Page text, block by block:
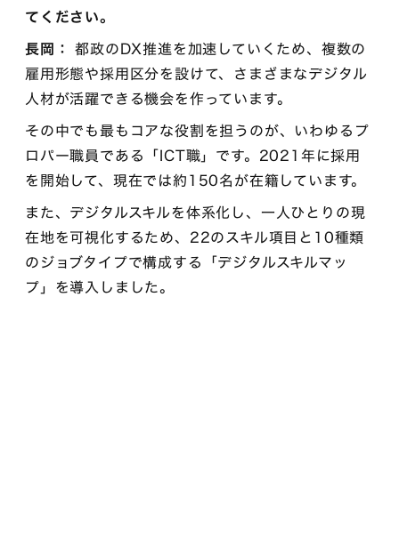
てください。
長岡： 都政のDX推進を加速していくため、複数の
雇用形態や採用区分を設けて、さまざまなデジタル
人材が活躍できる機会を作っています。
その中でも最もコアな役割を担うのが、いわゆるプ
ロパー職員である「ICT職」です。2021年に採用
を開始して、現在では約150名が在籍しています。
また、デジタルスキルを体系化し、一人ひとりの現
在地を可視化するため、22のスキル項目と10種類
のジョブタイプで構成する「デジタルスキルマッ
プ」を導入しました。